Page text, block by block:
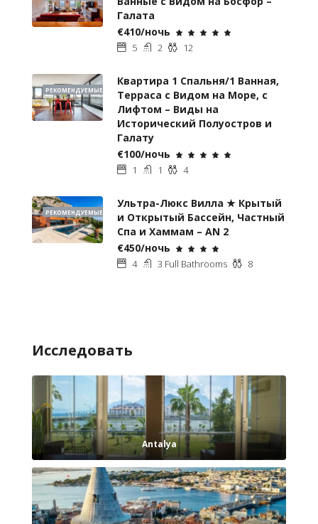
Галата
€410/ночь
5 2 12
РЕКОМЕНДУЕМЫЕ
Квартира 1 Спальня/1 Ванная,
Терраса с Видом на Море, с
Лифтом – Виды на
Исторический Полуостров и
Галату
€100/ночь
1 1 4
РЕКОМЕНДУЕМЫЕ
Ультра-Люкс Вилла ★ Крытый
и Открытый Бассейн, Частный
Спа и Хаммам – AN 2
€450/ночь
4 3 Full Bathrooms 8
Исследовать
Antalya